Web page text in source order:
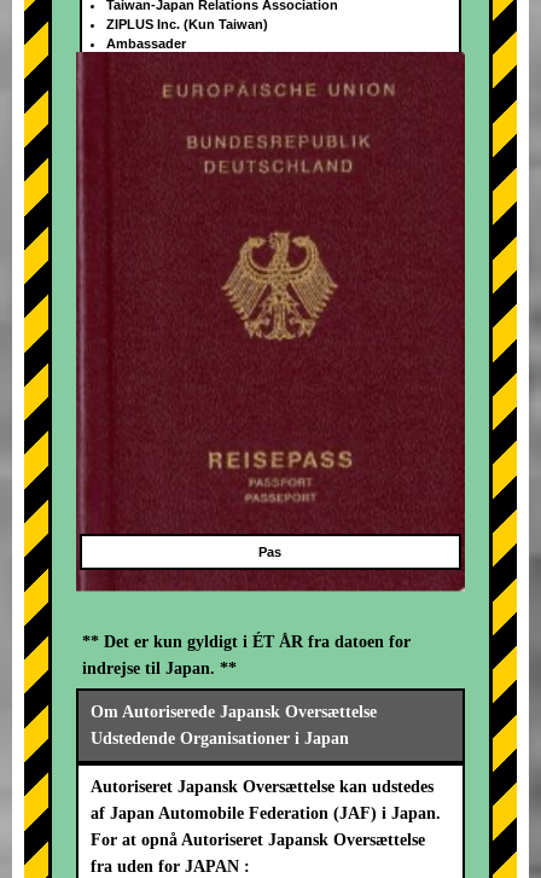
+
Taiwan-Japan Relations Association
ZIPLUS Inc. (Kun Taiwan)
Ambassader
Pas
** Det er kun gyldigt i ÉT ÅR fra datoen for
indrejse til Japan. **
Om Autoriserede Japansk Oversættelse
Udstedende Organisationer i Japan
Autoriseret Japansk Oversættelse kan udstedes
af Japan Automobile Federation (JAF) i Japan.
For at opnå Autoriseret Japansk Oversættelse
fra uden for JAPAN :